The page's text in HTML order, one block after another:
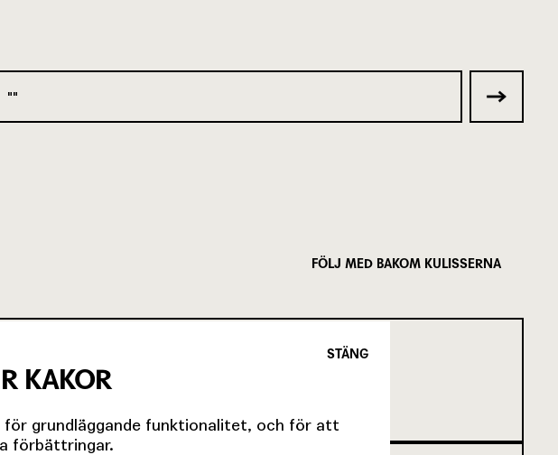
FÖLJ MED BAKOM KULISSERNA
RÄTT TILL SCENKONST
STÄNG
KAKOR
för grundläggande funktionalitet, och för att
förbättringar.